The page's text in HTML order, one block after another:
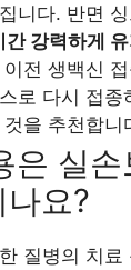
니다. 반면
강력하게 유
전 생백신
로 다시 접종
을 추천합니
은 실손
요?
질병의 치료